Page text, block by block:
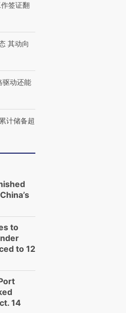
签证翻
其动向
驱动还能
计储备超
to
to 12
14